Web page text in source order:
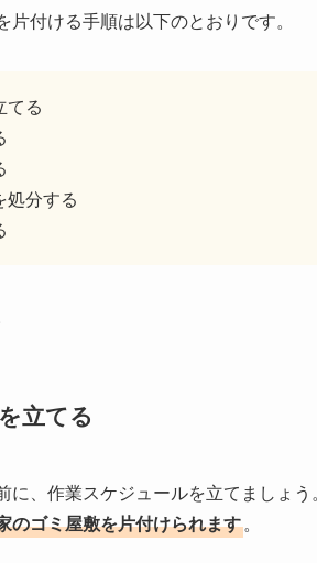
付ける手順は以下のとおりです。
てる
処分する
立てる
、作業スケジュールを立てましょう。
のゴミ屋敷を片付けられます。